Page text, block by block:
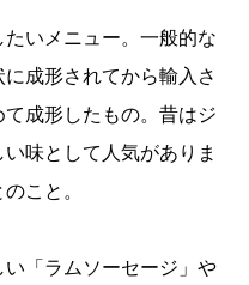
いメニュー。一般的な
成形されてから輸入さ
成形したもの。昔はジ
味として人気がありま
こと。
「ラムソーセージ」や